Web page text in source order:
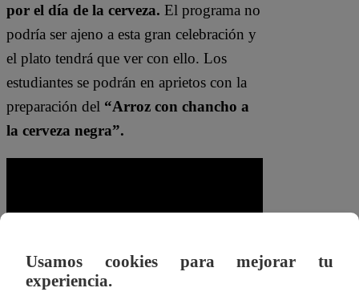
por el día de la cerveza. El programa no
podría ser ajeno a esta gran celebración y
el plato tendrá que ver con ello. Los
estudiantes se podrán en aprietos con la
preparación del “Arroz con chancho a
la cerveza negra”.
Usamos cookies para mejorar tu
experiencia.